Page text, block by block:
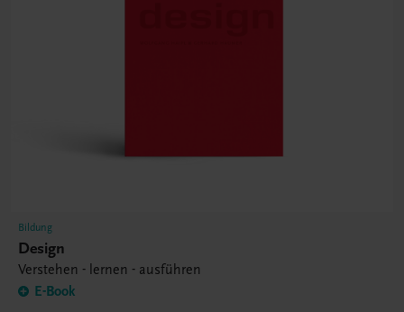
Bildung
Design
Verstehen - lernen - ausführen
E-Book